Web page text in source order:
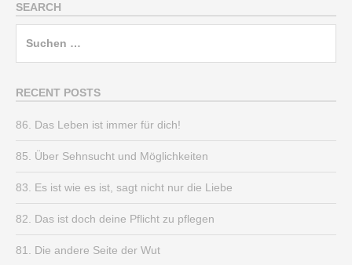
SEARCH
RECENT POSTS
86. Das Leben ist immer für dich!
85. Über Sehnsucht und Möglichkeiten
83. Es ist wie es ist, sagt nicht nur die Liebe
82. Das ist doch deine Pflicht zu pflegen
81. Die andere Seite der Wut